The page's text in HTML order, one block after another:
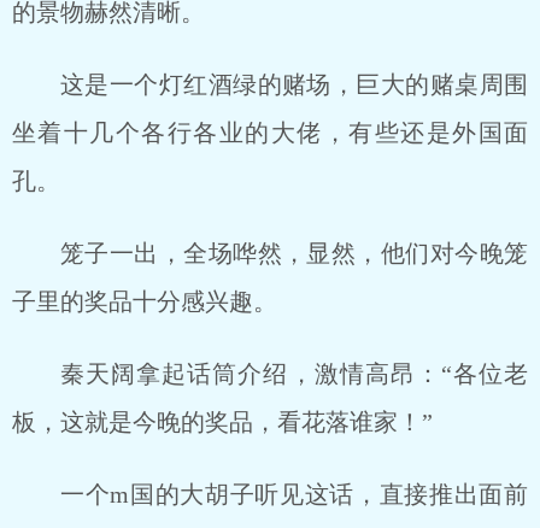
的景物赫然清晰。
这是一个灯红酒绿的赌场，巨大的赌桌周围
坐着十几个各行各业的大佬，有些还是外国面
孔。
笼子一出，全场哗然，显然，他们对今晚笼
子里的奖品十分感兴趣。
秦天阔拿起话筒介绍，激情高昂：“各位老
板，这就是今晚的奖品，看花落谁家！”
一个m国的大胡子听见这话，直接推出面前